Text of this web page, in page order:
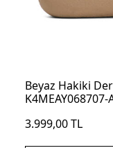
Beyaz Hakiki
K4MEAY068707-
3.999,00TL